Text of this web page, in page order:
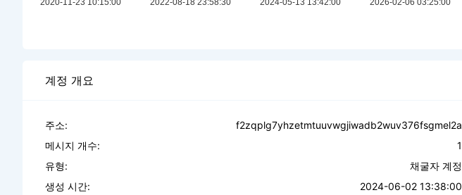
계정 개요
주소:
f2zqplg7yhzetmtuuvwgjiwadb2wuv376fsgmel2a
메시지 개수:
1
유형:
채굴자 계정
생성 시간:
2024-06-02 13:38:00